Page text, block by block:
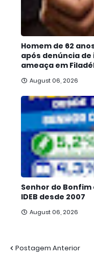
Homem de 62
após denúncia
ameaça em
August 06, 2026
Senhor do
IDEB desde 2007
August 06, 2026
Postagem Anterior